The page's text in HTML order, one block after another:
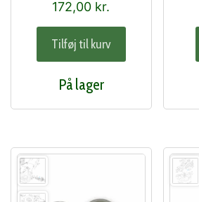
172,00 kr.
Tilføj til kurv
På lager